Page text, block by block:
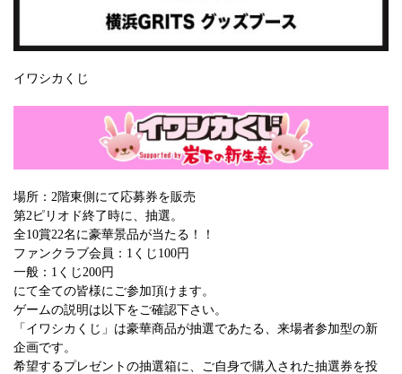
イワシカくじ
場所：2階東側にて応募券を販売
第2ピリオド終了時に、抽選。
全10賞22名に豪華景品が当たる！！
ファンクラブ会員：1くじ100円
一般：1くじ200円
にて全ての皆様にご参加頂けます。
ゲームの説明は以下をご確認下さい。
「イワシカくじ」は豪華商品が抽選であたる、来場者参加型の新
企画です。
希望するプレゼントの抽選箱に、ご自身で購入された抽選券を投